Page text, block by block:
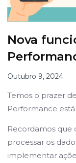
Nova
Outubro 9, 2024
Temos o prazer
Performance
Recordamos que
processar os
implementar